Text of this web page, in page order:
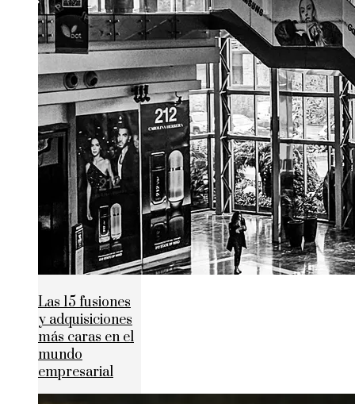
Las 15 fusiones
y adquisiciones
más caras en el
mundo
empresarial